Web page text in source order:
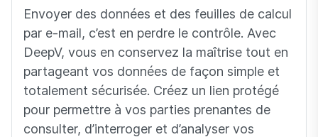
Envoyer des données et des feuilles de calcul
par e-mail, c’est en perdre le contrôle. Avec
DeepV, vous en conservez la maîtrise tout en
partageant vos données de façon simple et
totalement sécurisée. Créez un lien protégé
pour permettre à vos parties prenantes de
consulter, d’interroger et d’analyser vos